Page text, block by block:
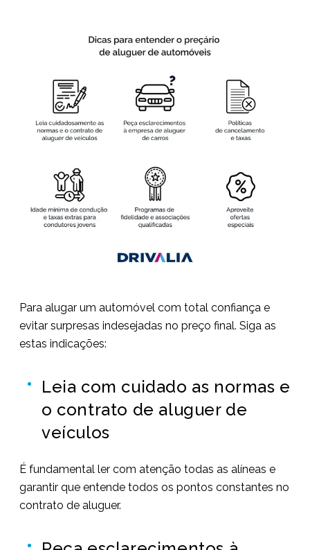
Para alugar um automóvel com total confiança e
evitar surpresas indesejadas no preço final. Siga as
estas indicações:
Leia com cuidado as normas e
o contrato de aluguer de
veículos
É fundamental ler com atenção todas as alíneas e
garantir que entende todos os pontos constantes no
contrato de aluguer.